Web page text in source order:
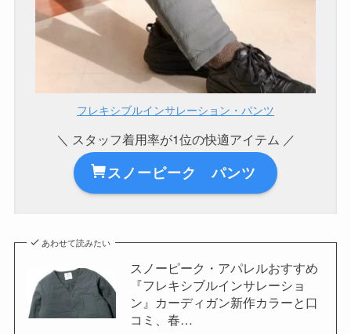
フレキシブルインサレーション・パンツ
＼ スタッフ着用率が1位の快適アイテム ／
スノーピーク パンツ
あわせて読みたい
スノーピーク・アパレルおすすめ
『フレキシブルインサレーショ
ン』カーディガン新作カラーと口
コミ、春…